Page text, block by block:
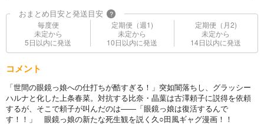
おまとめ目安と発送目安 ?
毎度便
未定から
5日以内に発送
定期便（週1)
未定から
10日以内に発送
定期便（月2)
未定から
14日以内に発送
コメント
「世間の眼鏡っ娘への仕打ちが酷すぎる！」突如闇落ちし、グラッシー
ハルナと化した上条春菜。対抗する比奈・晶葉は古澤頼子に説得を依頼
するが、そこで頼子が叫んだのは――「眼鏡っ娘は復活するんで
す！！」 眼鏡っ娘の新たな死生観を説く久○田風ギャグ漫画！！